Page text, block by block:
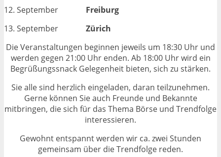
12. September Freiburg
13. September Zürich
Die Veranstaltungen beginnen jeweils um 18:30 Uhr und
werden gegen 21:00 Uhr enden. Ab 18:00 Uhr wird ein
Begrüßungssnack Gelegenheit bieten, sich zu stärken.
Sie alle sind herzlich eingeladen, daran teilzunehmen.
Gerne können Sie auch Freunde und Bekannte
mitbringen, die sich für das Thema Börse und Trendfolge
interessieren.
Gewohnt entspannt werden wir ca. zwei Stunden
gemeinsam über die Trendfolge reden.